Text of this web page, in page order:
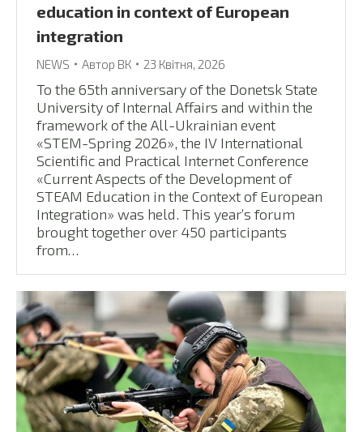
education in context of European
integration
NEWS Автор ВК 23 Квітня, 2026
To the 65th anniversary of the Donetsk State
University of Internal Affairs and within the
framework of the All-Ukrainian event
«STEM-Spring 2026», the IV International
Scientific and Practical Internet Conference
«Current Aspects of the Development of
STEAM Education in the Context of European
Integration» was held. This year’s forum
brought together over 450 participants
from…